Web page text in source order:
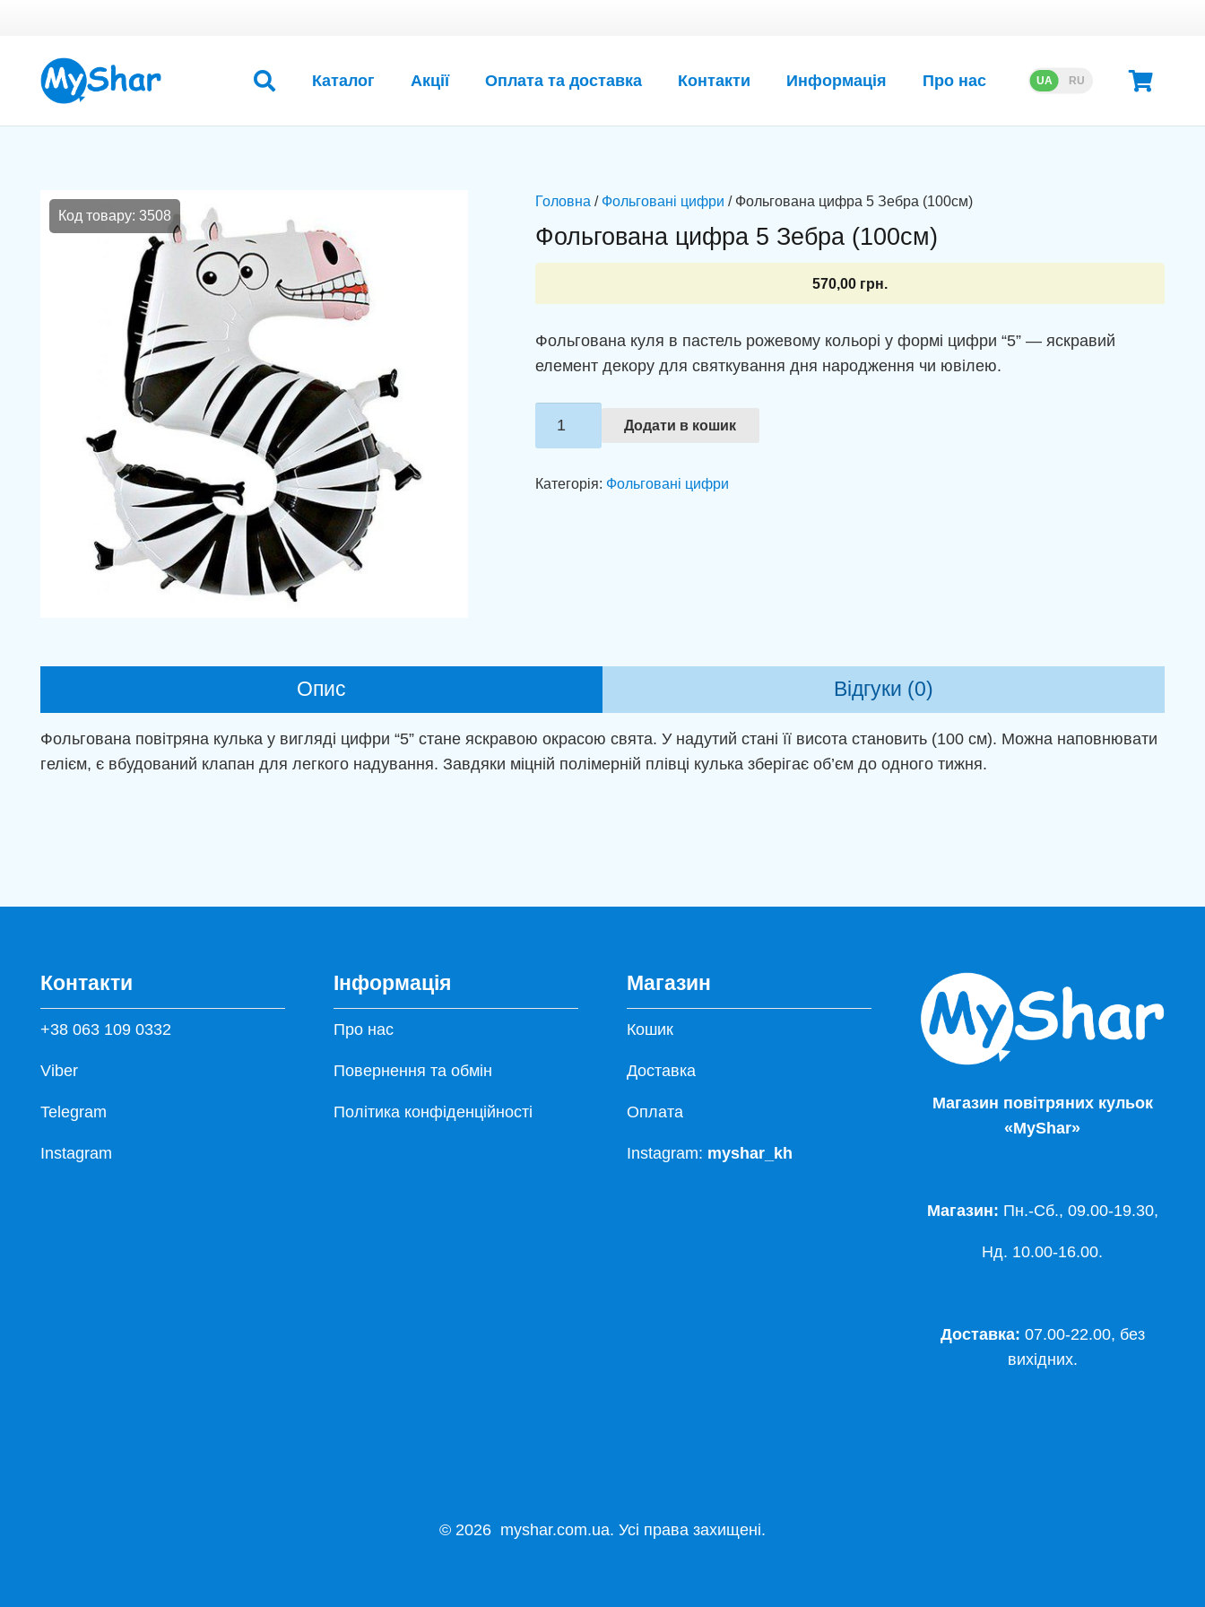
Каталог Акції Оплата та доставка Контакти Информація Про нас UA RU
Код товару: 3508
Головна / Фольговані цифри / Фольгована цифра 5 Зебра (100см)
Фольгована цифра 5 Зебра (100см)
570,00 грн.
Фольгована куля в пастель рожевому кольорі у формі цифри “5” — яскравий
елемент декору для святкування дня народження чи ювілею.
Зебра
Додати в кошик
Категорія: Фольговані цифри
Опис Відгуки (0)
Фольгована повітряна кулька у вигляді цифри “5” стане яскравою окрасою свята. У надутий стані її висота становить (100 см). Можна наповнювати
гелієм, є вбудований клапан для легкого надування. Завдяки міцній полімерній плівці кулька зберігає об’єм до одного тижня.
Контакти
+38 063 109 0332
Viber
Telegram
Instagram
Інформація
Про нас
Повернення та обмін
Політика конфіденційності
Магазин
Кошик
Доставка
Оплата
Instagram: myshar_kh
Магазин повітряних кульок
«MyShar»
Магазин: Пн.-Сб., 09.00-19.30,
Нд. 10.00-16.00.
Доставка: 07.00-22.00, без
вихідних.
© 2026 myshar.com.ua. Усі права захищені.